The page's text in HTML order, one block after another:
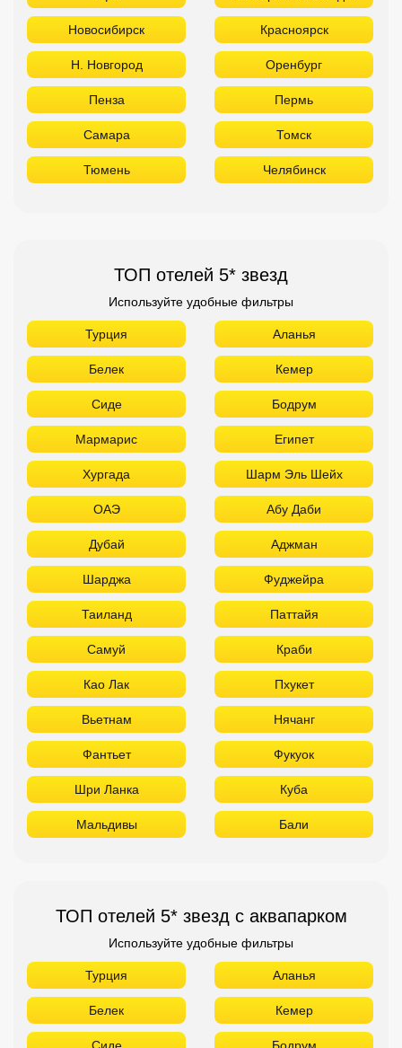
Новосибирск Красноярск
Н. Новгород Оренбург
Пенза Пермь
Самара Томск
Тюмень Челябинск
ТОП отелей 5* звезд
Используйте удобные фильтры
Турция Аланья
Белек Кемер
Сиде Бодрум
Мармарис Египет
Хургада Шарм Эль Шейх
ОАЭ Абу Даби
Дубай Аджман
Шарджа Фуджейра
Таиланд Паттайя
Самуй Краби
Као Лак Пхукет
Вьетнам Нячанг
Фантьет Фукуок
Шри Ланка Куба
Мальдивы Бали
ТОП отелей 5* звезд с аквапарком
Используйте удобные фильтры
Турция Аланья
Белек Кемер